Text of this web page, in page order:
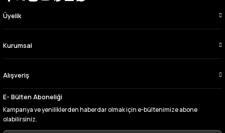
Çok memnun kaldım,teşekkürler
Üyelik
Kurumsal
Alışveriş
E- Bülten Aboneliği
Kampanya ve yeniliklerden haberdar olmak için e-bültenimize abone
olabilirsiniz.